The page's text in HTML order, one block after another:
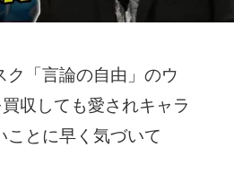
ク「言論の自由」のウ
収しても愛されキャラ
ことに早く気づいて